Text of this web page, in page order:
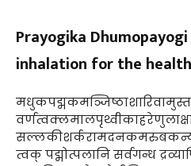
Prayogika
inhalation for the
त्वक् पद्मोत्पलानि सर्वगन्ध